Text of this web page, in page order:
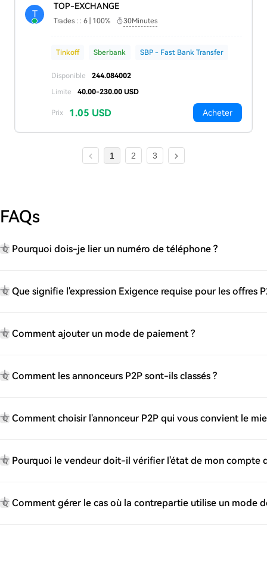
T
TOP-EXCHANGE
Trades : : 6 | 100% 30Minutes
Tinkoff Sberbank SBP - Fast Bank Transfer
Disponible
244.084002
Limite
40.00-230.00 USD
Prix 1.05 USD Acheter
1 2 3
FAQs
Q Pourquoi dois-je lier un numéro de téléphone ?
Q Que signifie l'expression Exigence requise pour les offres
Q Comment ajouter un mode de paiement ?
Q Comment les annonceurs P2P sont-ils classés ?
Q Comment choisir l'annonceur P2P qui vous convient le
Q Pourquoi le vendeur doit-il vérifier l'état de mon compte
Q Comment gérer le cas où la contrepartie utilise un mode